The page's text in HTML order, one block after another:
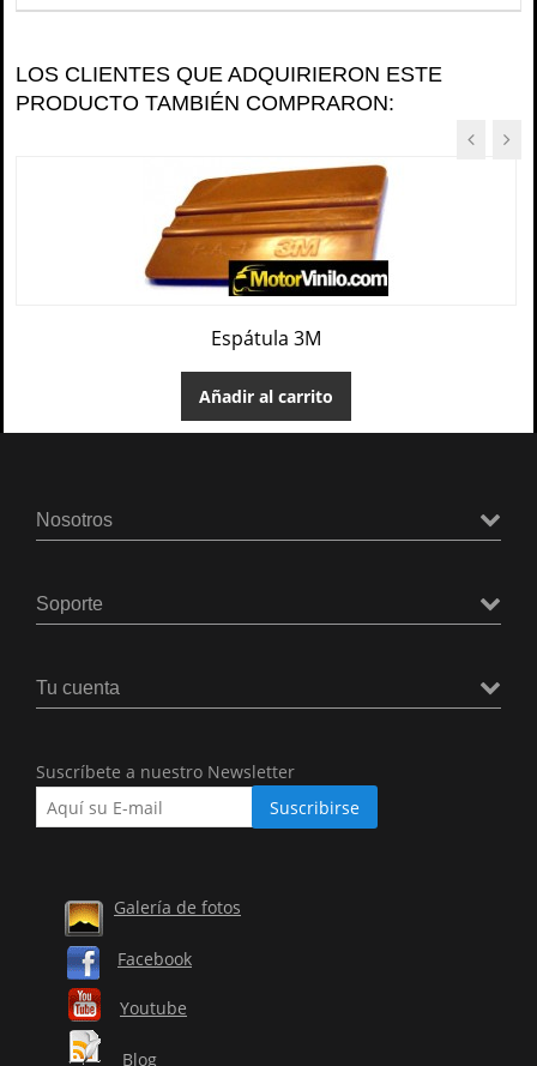
LOS CLIENTES QUE ADQUIRIERON ESTE
PRODUCTO TAMBIÉN COMPRARON:
Espátula 3M
Añadir al carrito
Nosotros
Soporte
Tu cuenta
Suscríbete a nuestro Newsletter
Galería de fotos
Facebook
Youtube
Blog